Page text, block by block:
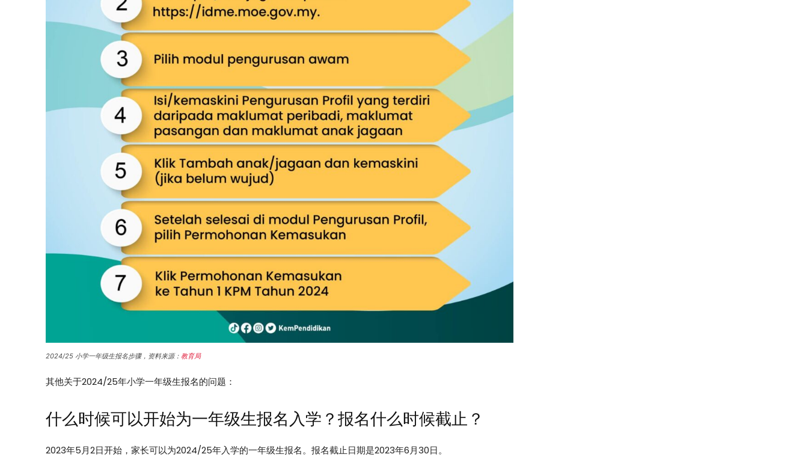
2024/25 小学一年级生报名步骤，资料来源：教育局
其他关于2024/25年小学一年级生报名的问题：
什么时候可以开始为一年级生报名入学？报名什么时候截止？
2023年5月2日开始，家长可以为2024/25年入学的一年级生报名。报名截止日期是2023年6月30日。